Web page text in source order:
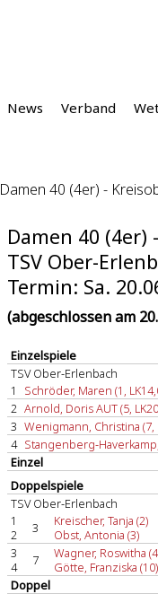
News Verband
Damen 40 (4er) -
Damen 40 (4er)
TSV Ober-
Termin: Sa.
(abgeschlossen am
Einzelspiele
TSV Ober-Erlenbach
1
Schröder, Maren (1,
2 Arnold, Doris AUT (5,
3 Wenigmann, Christina (7,
4 Stangenberg-
Einzel
Doppelspiele
TSV Ober-Erlenbach
1
2
3
Kreischer, Tanja (2)
Obst, Antonia (3)
3
4
7
Wagner, Roswitha
Götte, Franziska (10)
Doppel